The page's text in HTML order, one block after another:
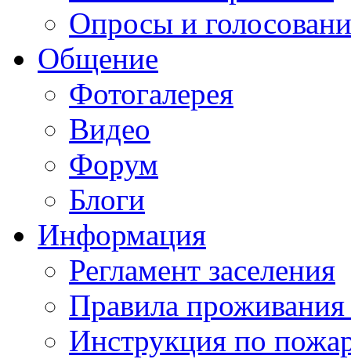
Опросы и
Общение
Фотогалерея
Видео
Форум
Блоги
Информация
Регламент заселения
Правила
Инструкция по